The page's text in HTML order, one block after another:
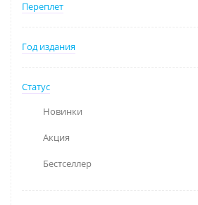
Переплет
Год издания
Статус
Новинки
Акция
Бестселлер